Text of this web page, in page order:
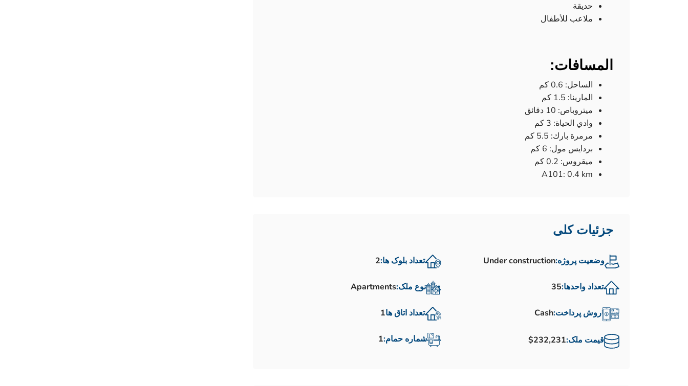
حديقة
ملاعب للأطفال
المسافات:
الساحل: 0.6 كم
المارينا: 1.5 كم
ميتروباص: 10 دقائق
وادي الحياة: 3 كم
مرمرة بارك: 5.5 كم
بردايس مول: 6 كم
ميقروس: 0.2 كم
A101: 0.4 km
جزئیات کلی
وضعیت پروژه:Under construction
تعداد واحدها:35
روش پرداخت:Cash
قیمت ملک:$232,231
تعداد بلوک ها:2
نوع ملک:Apartments
تعداد اتاق ها1
شماره حمام:1